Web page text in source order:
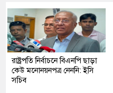
রাষ্ট্রপতি নির্বাচনে বিএনপি ছাড়া
কেউ মনোনয়নপত্র নেননি: ইসি
সচিব